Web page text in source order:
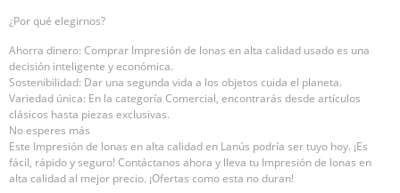
¿Por qué elegirnos?
Ahorra dinero: Comprar Impresión de lonas en alta calidad usado es una
decisión inteligente y económica.
Sostenibilidad: Dar una segunda vida a los objetos cuida el planeta.
Variedad única: En la categoría Comercial, encontrarás desde artículos
clásicos hasta piezas exclusivas.
No esperes más
Este Impresión de lonas en alta calidad en Lanús podría ser tuyo hoy. ¡Es
fácil, rápido y seguro! Contáctanos ahora y lleva tu Impresión de lonas en
alta calidad al mejor precio. ¡Ofertas como esta no duran!